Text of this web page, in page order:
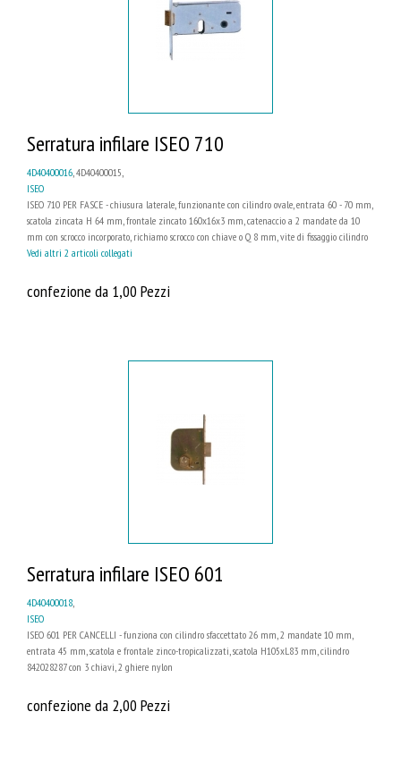
Serratura infilare ISEO 710
4D40400016, 4D40400015,
ISEO
ISEO 710 PER FASCE - chiusura laterale, funzionante con cilindro ovale, entrata 60 - 70 mm,
scatola zincata H 64 mm, frontale zincato 160x16x3 mm, catenaccio a 2 mandate da 10
mm con scrocco incorporato, richiamo scrocco con chiave o Q 8 mm, vite di fissaggio cilindro
Vedi altri 2 articoli collegati
confezione da 1,00 Pezzi
Serratura infilare ISEO 601
4D40400018
ISEO
ISEO 601 PER CANCELLI - funziona con cilindro sfaccettato 26 mm, 2 mandate 10 mm,
entrata 45 mm, scatola e frontale zinco-tropicalizzati, scatola H105xL83 mm, cilindro
842028287 con 3 chiavi, 2 ghiere nylon
confezione da 2,00 Pezzi